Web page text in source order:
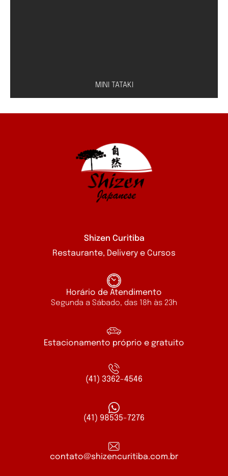
MINI TATAKI
Peixe à escolha (salmão, atum ou peixe branco)
com molho especial de shoyu e limão
Shizen Curitiba
Restaurante, Delivery e Cursos
Horário de Atendimento
Segunda a Sábado, das 18h às 23h
Estacionamento próprio e gratuito
(41) 3362-4546
(41) 98535-7276
contato@shizencuritiba.com.br